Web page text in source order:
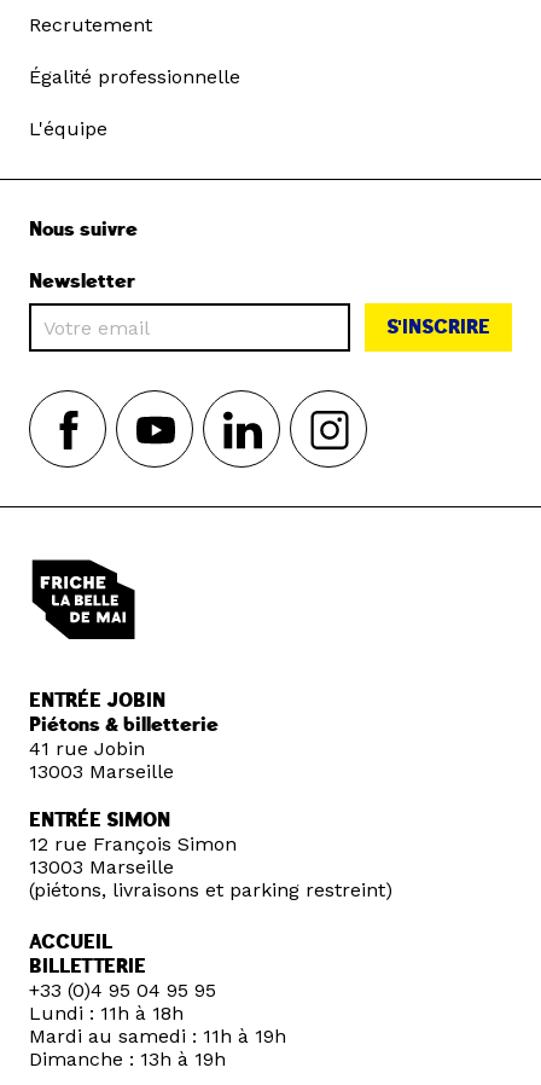
Recrutement
Égalité professionnelle
L'équipe
Nous suivre
Newsletter
S'INSCRIRE
ENTRÉE JOBIN
Piétons & billetterie
41 rue Jobin
13003 Marseille
ENTRÉE SIMON
12 rue François Simon
13003 Marseille
(piétons, livraisons et parking restreint)
ACCUEIL
BILLETTERIE
+33 (0)4 95 04 95 95
Lundi : 11h à 18h
Mardi au samedi : 11h à 19h
Dimanche : 13h à 19h